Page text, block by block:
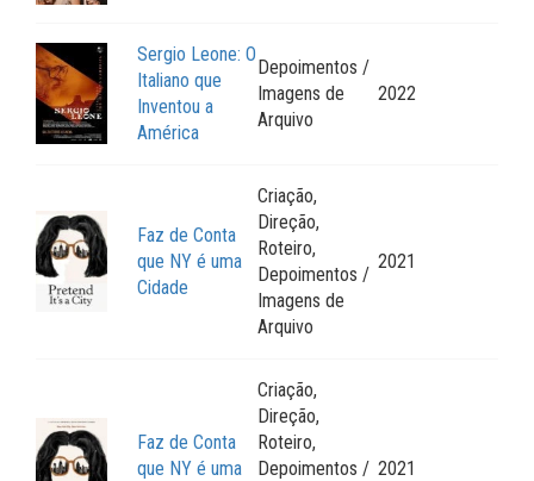
Sergio Leone: O
Italiano que
Inventou a
América
Depoimentos /
Imagens de
Arquivo
2022
Faz de Conta
que NY é uma
Cidade
Criação,
Direção,
Roteiro,
Depoimentos /
Imagens de
Arquivo
2021
Faz de Conta
que NY é uma
Criação,
Direção,
Roteiro,
Depoimentos / 2021